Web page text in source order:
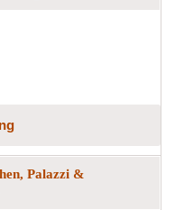
Palazzi &